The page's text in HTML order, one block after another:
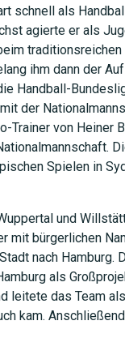
schnell als
agierte er als
ihm dann der
Handball-
der
Trainer von Heiner
Spielen in
und
mit bürgerlichen
nach Hamburg.
als
leitete das Team
kam.